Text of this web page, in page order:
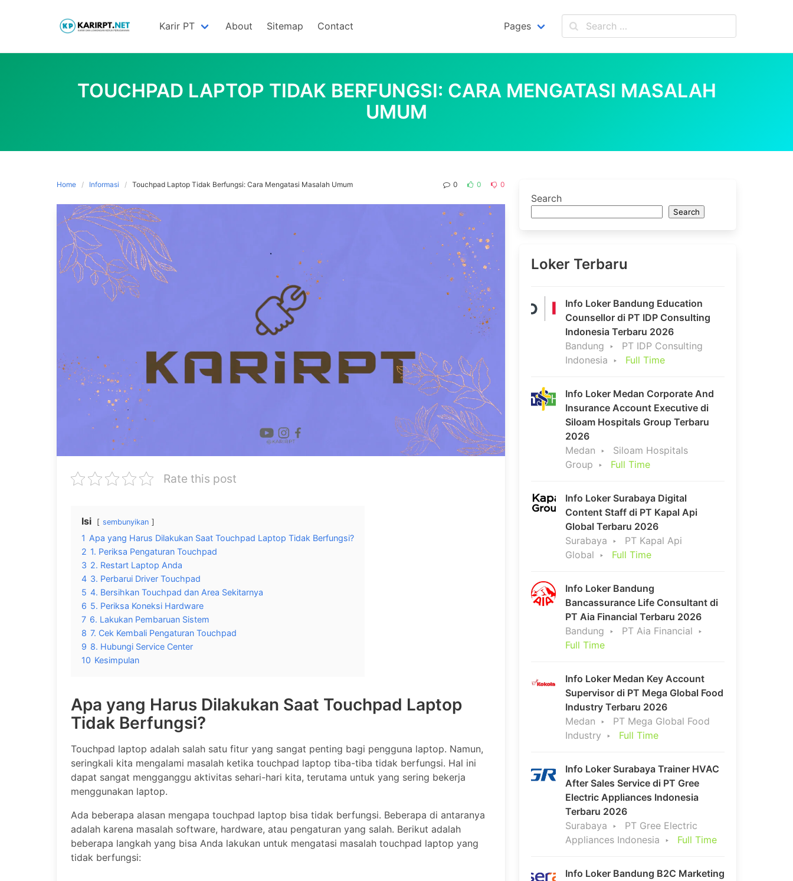
Karir PT About Sitemap Contact Pages
TOUCHPAD LAPTOP TIDAK BERFUNGSI: CARA MENGATASI MASALAH
UMUM
Home Informasi Touchpad Laptop Tidak Berfungsi: Cara Mengatasi Masalah Umum 0 0 0
Rate this post
Isi sembunyikan
1 Apa yang Harus Dilakukan Saat Touchpad Laptop Tidak Berfungsi?
2 1. Periksa Pengaturan Touchpad
3 2. Restart Laptop Anda
4 3. Perbarui Driver Touchpad
5 4. Bersihkan Touchpad dan Area Sekitarnya
6 5. Periksa Koneksi Hardware
7 6. Lakukan Pembaruan Sistem
8 7. Cek Kembali Pengaturan Touchpad
9 8. Hubungi Service Center
10 Kesimpulan
Apa yang Harus Dilakukan Saat Touchpad Laptop
Tidak Berfungsi?
Touchpad laptop adalah salah satu fitur yang sangat penting bagi pengguna laptop. Namun,
seringkali kita mengalami masalah ketika touchpad laptop tiba-tiba tidak berfungsi. Hal ini
dapat sangat mengganggu aktivitas sehari-hari kita, terutama untuk yang sering bekerja
menggunakan laptop.
Ada beberapa alasan mengapa touchpad laptop bisa tidak berfungsi. Beberapa di antaranya
adalah karena masalah software, hardware, atau pengaturan yang salah. Berikut adalah
beberapa langkah yang bisa Anda lakukan untuk mengatasi masalah touchpad laptop yang
tidak berfungsi:
Search
Search
Loker Terbaru
Info Loker Bandung Education
Counsellor di PT IDP Consulting
Indonesia Terbaru 2026
Bandung
PT IDP Consulting
Indonesia
Full Time
Info Loker Medan Corporate And
Insurance Account Executive di
Siloam Hospitals Group Terbaru
2026
Medan
Siloam Hospitals
Group
Full Time
Info Loker Surabaya Digital
Content Staff di PT Kapal Api
Global Terbaru 2026
Surabaya
PT Kapal Api
Global
Full Time
Info Loker Bandung
Bancassurance Life Consultant di
PT Aia Financial Terbaru 2026
Bandung
PT Aia Financial
Full Time
Info Loker Medan Key Account
Supervisor di PT Mega Global Food
Industry Terbaru 2026
Medan
PT Mega Global Food
Industry
Full Time
Info Loker Surabaya Trainer HVAC
After Sales Service di PT Gree
Electric Appliances Indonesia
Terbaru 2026
Surabaya
PT Gree Electric
Appliances Indonesia
Full Time
Info Loker Bandung B2C Marketing